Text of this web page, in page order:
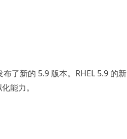
了新的 5.9 版本。RHEL 5.9 的新
能力。